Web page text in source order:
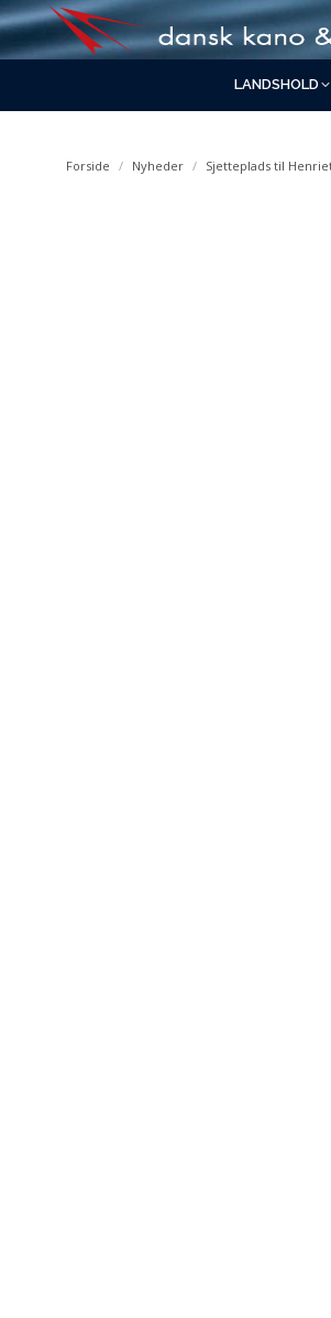
LANDSHOLD
You are here:
Forside Nyheder Sjetteplads til